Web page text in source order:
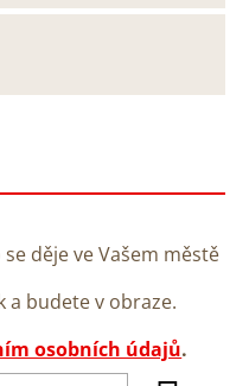
děje ve Vašem městě
a budete v obraze.
osobních údajů.